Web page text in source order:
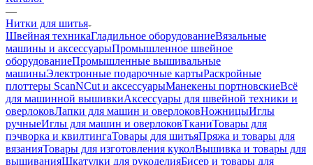
—
Нитки для шитья
Швейная техникаГладильное оборудованиеВязальные
машины и аксессуарыПромышленное швейное
оборудованиеПромышленные вышивальные
машиныЭлектронные подарочные картыРаскройные
плоттеры ScanNCut и аксессуарыМанекены портновскиеВсё
для машинной вышивкиАксессуары для швейной техники и
оверлоковЛапки для машин и оверлоковНожницыИглы
ручныеИглы для машин и оверлоковТканиТовары для
пэчворка и квилтингаТовары для шитьяПряжа и товары для
вязанияТовары для изготовления куколВышивка и товары для
вышиванияШкатулки для рукоделияБисер и товары для